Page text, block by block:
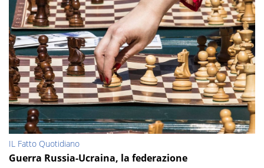
IL Fatto Quotidiano
Guerra Russia-Ucraina, la federazione